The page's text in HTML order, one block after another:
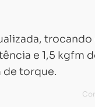
e 1,5 kgfm
de torque.